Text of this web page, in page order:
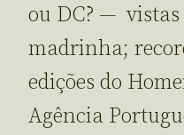
ou DC? —
madrinha;
edições do
Agência